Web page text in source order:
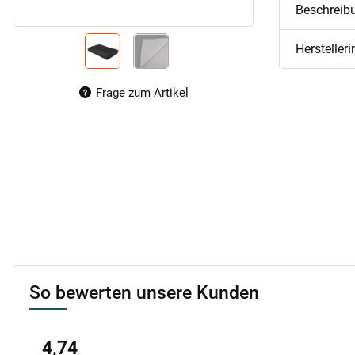
Frage zum Artikel
So bewerten unsere Kunden
4,74